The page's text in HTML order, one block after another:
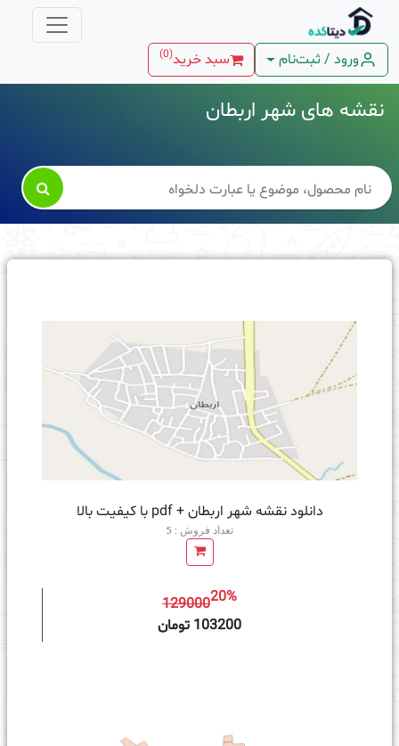
ورود / ثبت‌نام سبد خرید(
0
)
نقشه های شهر اربطان

دانلود نقشه شهر اربطان + pdf با کیفیت بالا
تعداد فروش : 5
12900020%
103200 تومان